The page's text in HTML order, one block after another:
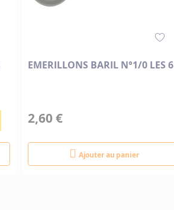
EMERILLONS BARIL N°1/0 LES 6
2,60 €
Ajouter au panier